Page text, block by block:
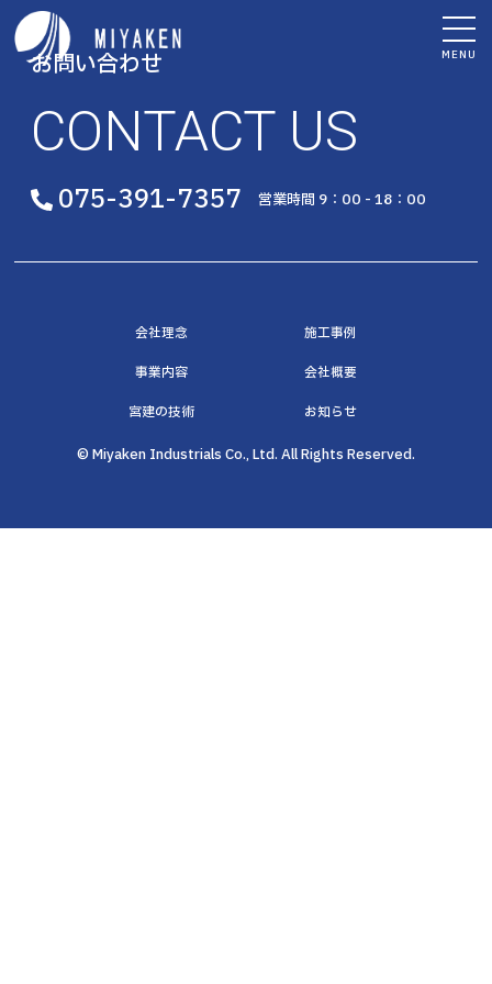
MENU
お問い合わせ
CONTACT US
075-391-7357 営業時間 9：00 - 18：00
会社理念 施工事例
事業内容 会社概要
宮建の技術 お知らせ
© Miyaken Industrials Co., Ltd. All Rights Reserved.